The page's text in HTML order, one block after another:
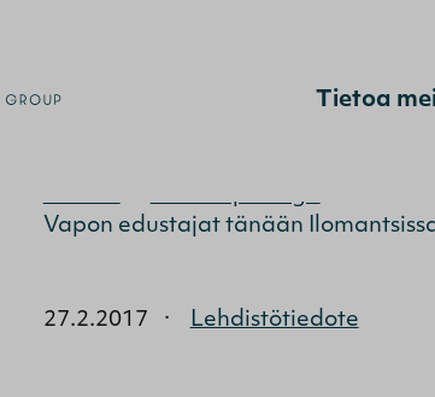
Tietoa
Vapon edustajat tänään
27.2.2017 · Lehdistötiedote